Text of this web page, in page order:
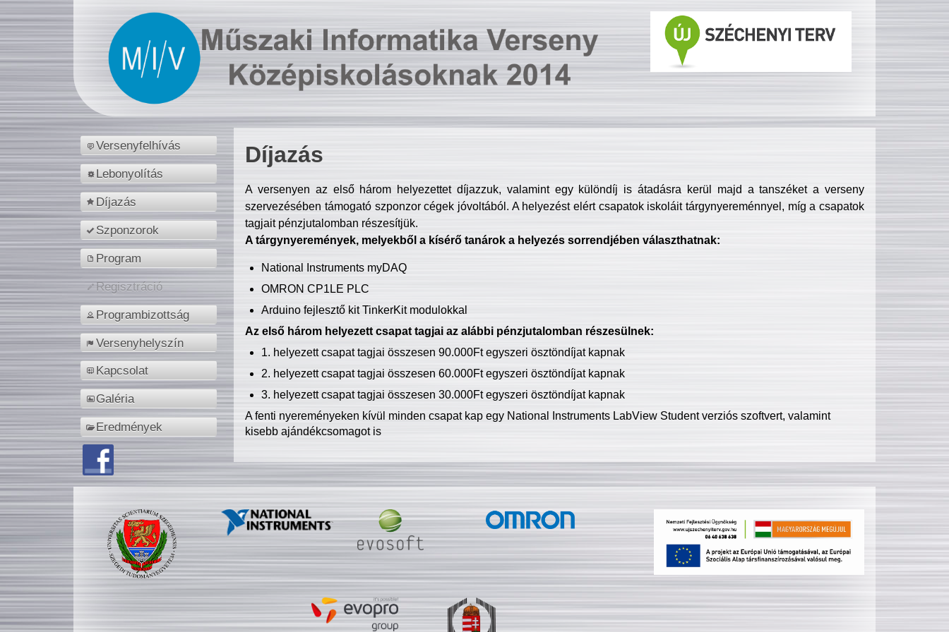
Versenyfelhívás
Lebonyolítás
Díjazás
Szponzorok
Program
Regisztráció
Programbizottság
Versenyhelyszín
Kapcsolat
Galéria
Eredmények
Díjazás
A versenyen az első három helyezettet díjazzuk, valamint egy különdíj is átadásra kerül majd a tanszéket a verseny
szervezésében támogató szponzor cégek jóvoltából. A helyezést elért csapatok iskoláit tárgynyereménnyel, míg a csapatok
tagjait pénzjutalomban részesítjük.
A tárgynyeremények, melyekből a kísérő tanárok a helyezés sorrendjében választhatnak:
National Instruments myDAQ
OMRON CP1LE PLC
Arduino fejlesztő kit TinkerKit modulokkal
Az első három helyezett csapat tagjai az alábbi pénzjutalomban részesülnek:
1. helyezett csapat tagjai összesen 90.000Ft egyszeri ösztöndíjat kapnak
2. helyezett csapat tagjai összesen 60.000Ft egyszeri ösztöndíjat kapnak
3. helyezett csapat tagjai összesen 30.000Ft egyszeri ösztöndíjat kapnak
A fenti nyereményeken kívül minden csapat kap egy National Instruments LabView Student verziós szoftvert, valamint
kisebb ajándékcsomagot is